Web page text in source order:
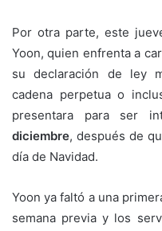
Por otra parte, este
Yoon, quien enfrenta a
su declaración de ley
cadena perpetua o
presentara para ser
diciembre, después de
día de Navidad.
Yoon ya faltó a una
semana previa y los